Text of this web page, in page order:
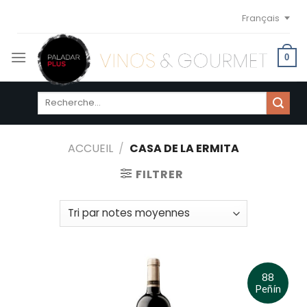
content
Français
0
Recherche
ACCUEIL / CASA DE LA ERMITA
FILTRER
88
Peñín